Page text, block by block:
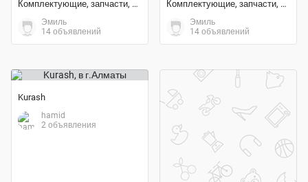
Комплектующие, запчасти, АТИ, ЗИП для вертолетов Ми-8
Эмиль
14 объявлений
Комплектующие, запчасти, АТИ, ЗИП для вертолетов Ми-8
Эмиль
14 объявлений
Kurash
hamid
2 объявления